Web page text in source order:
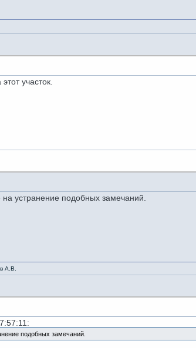
участок.
устранение подобных замечаний.
А.В.
подобных замечаний.